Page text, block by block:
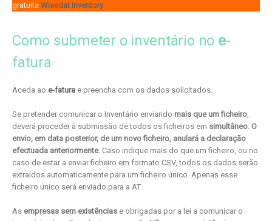
gratuita Wisedat Inventory
Como submeter o inventário no e-
fatura
Aceda ao e-fatura e preencha com os dados solicitados.
Se pretender comunicar o Inventário enviando mais que um ficheiro,
deverá proceder à submissão de todos os ficheiros em simultâneo. O
envio, em data posterior, de um novo ficheiro, anulará a declaração
efectuada anteriormente. Caso indique mais do que um ficheiro, ou no
caso de estar a enviar ficheiro em formato CSV, todos os dados serão
extraídos automaticamente para um ficheiro único. Apenas esse
ficheiro único será enviado para a AT.
As empresas sem existências e obrigadas por a lei a comunicar o